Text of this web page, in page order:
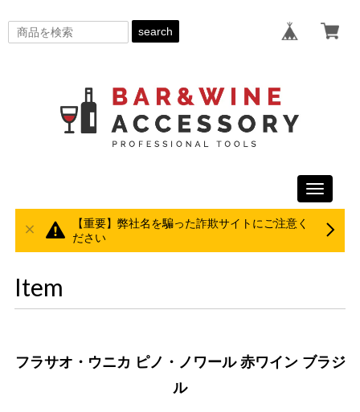
search
Toggle
【重要】弊社名を騙った詐欺サイトにご注意く
ださい
Item
フラサオ・ウニカ ピノ・ノワール 赤ワイン ブラジ
ル